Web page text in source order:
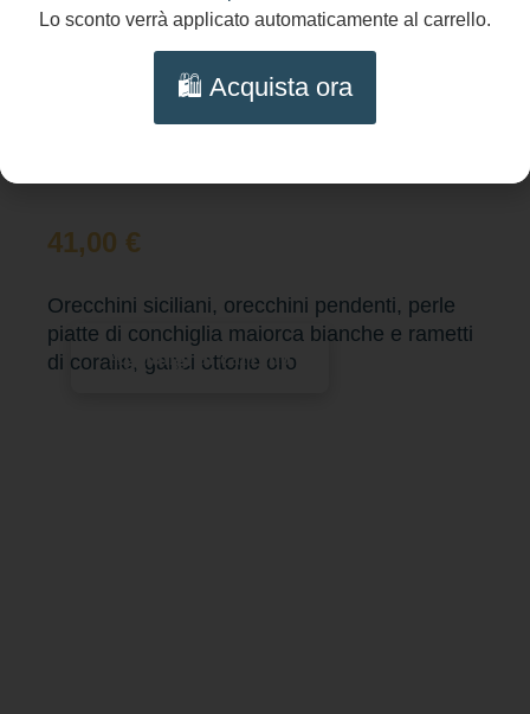
41,00 €
Orecchini siciliani, orecchini pendenti, perle
piatte di conchiglia maiorca bianche e rametti
di corallo, ganci ottone oro
Aggiungi al carrello
Lo sconto verrà applicato automaticamente al carrello.
🛍️ Acquista ora